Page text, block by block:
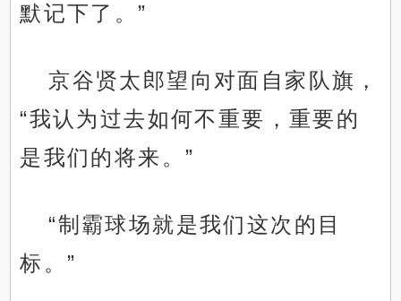
默记下了。”
京谷贤太郎望向对面自家队旗，
“我认为过去如何不重要，重要的
是我们的将来。”
“制霸球场就是我们这次的目
标。”